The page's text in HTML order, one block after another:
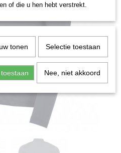
of die u hen hebt verstrekt.
tonen Selectie toestaan
Nee, niet akkoord